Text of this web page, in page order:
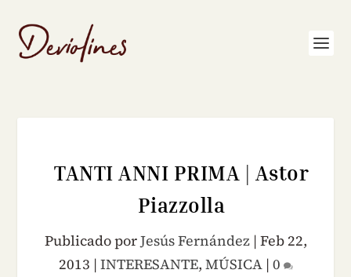
TANTI ANNI PRIMA | Astor
Piazzolla
Publicado porJesús Fernández| Feb 22,
2013 | INTERESANTE, MÚSICA| 0